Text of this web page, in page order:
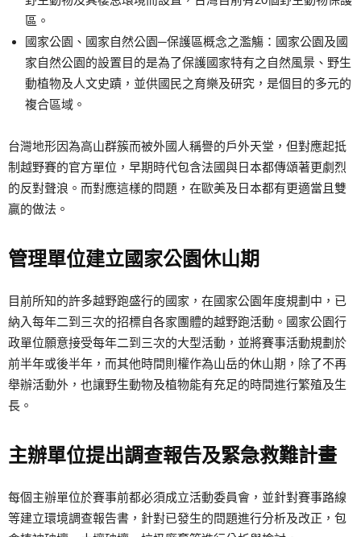
區。
國家公園、國家自然公園─保護區概念之濫觴：國家公園及國
家自然公園的設置目的是為了保護國家特有之自然風景、野生
動植物及人文史蹟，並供國民之育樂及研究，是個目的多元的
複合區域。
台灣地形因為高山群簇而被外國人稱譽的戶外天堂，但對應起抵
制越野賽的官方單位，早期時代包含法國與日本都傳頌著更劇烈
的反對聲浪。而對應這樣的問題，在歐美及日本都有更適當且雙
贏的做法。
管理單位建立國家公園休山期
目前所知的許多越野跑盛行的國家，在國家公園年度規劃中，已
納入每年二到三次的招標自各家團體的越野跑活動。國家公園行
政單位願意接受每年二到三次的大型活動，並將賽事活動規劃於
前半年或後半年，而其他時間則權作為山岳的休山期，除了不再
舉辦活動外，也讓野生動物及植物能有充足的時間進行繁殖及生
長。
主辦單位提出調查報告及緊急救難計畫
每個主辦單位於賽事前都必須成立活動委員會，並針對賽事路線
等建立環境調查報告書，針對已發生的問題進行分析及改正，包